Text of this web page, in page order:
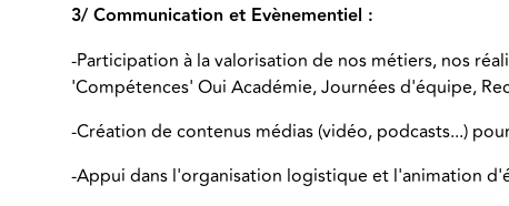
3/ Communication et Evènementiel :
-Participation à la valorisation de nos métiers, nos
'Compétences' Oui Académie, Journées d'équipe,
-Création de contenus médias (vidéo, podcasts...)
-Appui dans l'organisation logistique et l'animation